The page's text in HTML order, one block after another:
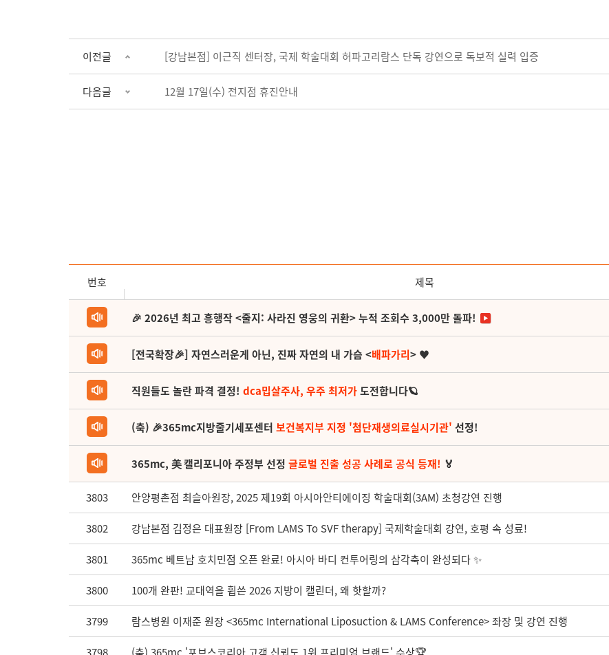
이전글 [강남본점] 이근직 센터장, 국제 학술대회 허파고리람스 단독 강연으로 독보적 실력 입증
다음글 12월 17일(수) 전지점 휴진안내
번호 제목
🎉 2026년 최고 흥행작 <줄지: 사라진 영웅의 귀환> 누적 조회수 3,000만 돌파!
[전국확장🎉] 자연스러운게 아닌, 진짜 자연의 내 가슴 <배파가리> ♥
직원들도 놀란 파격 결정! dca밉살주사, 우주 최저가도전합니다🪐
(축) 🎉365mc지방줄기세포센터 보건복지부 지정 '첨단재생의료실시기관' 선정!
365mc, 美 캘리포니아 주정부 선정 글로벌 진출 성공 사례로 공식 등재! 🏅
3803 안양평촌점 최슬아원장, 2025 제19회 아시아안티에이징 학술대회(3AM) 초청강연 진행
3802 강남본점 김정은 대표원장 [From LAMS To SVF therapy] 국제학술대회 강연, 호평 속 성료!
3801 365mc 베트남 호치민점 오픈 완료! 아시아 바디 컨투어링의 삼각축이 완성되다 ✨
3800 100개 완판! 교대역을 휩쓴 2026 지방이 캘린더, 왜 핫할까?
3799 람스병원 이재준 원장 <365mc International Liposuction & LAMS Conference> 좌장 및 강연 진행